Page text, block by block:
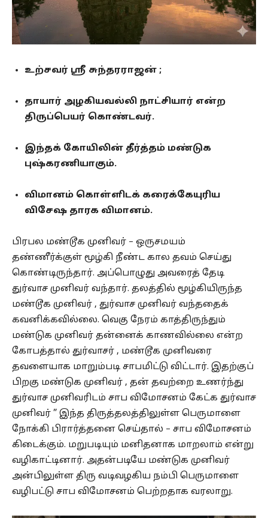
உற்சவர் ஸ்ரீ சுந்தரராஜன் ;
தாயார் அழகியவல்லி நாட்சியார் என்ற
திருப்பெயர் கொண்டவர்.
இந்தக் கோயிலின் தீர்த்தம் மண்டுக
புஷ்கரணியாகும்.
விமானம் கொள்ளிடக் கரைக்கேயுரிய
விசேஷ தாரக விமானம்.
பிரபல மண்டூக முனிவர் – ஒருசமயம்
தண்ணீர்க்குள் மூழ்கி நீண்ட கால தவம் செய்து
கொண்டிருந்தார். அப்பொழுது அவரைத் தேடி
துர்வாச முனிவர் வந்தார். தலத்தில் மூழ்கியிருந்த
மண்டூக முனிவர் , துர்வாச முனிவர் வந்ததைக்
கவனிக்கவில்லை. வெகு நேரம் காத்திருந்தும்
மண்டுக முனிவர் தன்னைக் காணவில்லை என்ற
கோபத்தால் துர்வாசர் , மண்டூக முனிவரை
தவளையாக மாறும்படி சாபமிட்டு விட்டார். இதற்குப்
பிறகு மண்டுக முனிவர் , தன் தவற்றை உணர்ந்து
துர்வாச முனிவரிடம் சாப விமோசனம் கேட்க துர்வாச
முனிவர் ” இந்த திருத்தலத்திலுள்ள பெருமாளை
நோக்கி பிரார்த்தனை செய்தால் – சாப விமோசனம்
கிடைக்கும். மறுபடியும் மனிதனாக மாறலாம் என்று
வழிகாட்டினார். அதன்படியே மண்டுக முனிவர்
அன்பிலுள்ள திரு வடிவழகிய நம்பி பெருமாளை
வழிபட்டு சாப விமோசனம் பெற்றதாக வரலாறு.